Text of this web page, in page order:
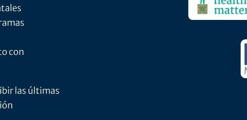
con
las últimas